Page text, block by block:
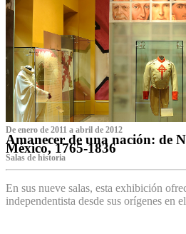
De enero de 2011 a abril de 2012
Amanecer de una nación: de
México, 1765-1836
Salas de historia
En sus nueve salas, esta exhibición
independentista desde sus orígenes en